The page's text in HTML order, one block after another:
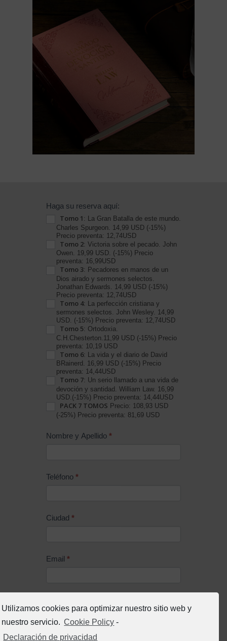
Utilizamos cookies para optimizar nuestro sitio web y
nuestro servicio. Cookie Policy -
Declaración de privacidad
Reserva
Cristianos
Librería
Papeleria
Variedades
Luz
Haga su reserva aquí:
Tomo 1 : La Gran Batalla de este mundo.
Charles Spurgeon. 14,99 USD (-15%)
Precio preventa: 12,74USD
Tomo 2: Victoria sobre el pecado. John
Owen. 19,99 USD. (-15%) Precio
preventa: 16,99USD
Tomo 3: Pecadores en manos de un
Dios airado y sermones selectos.
Jonathan Edwards. 14,99 USD (-15%)
Precio preventa: 12,74USD
Tomo 4: La perfección cristiana y
sermones selectos. John Wesley. 14,99
USD. (-15%) Precio preventa: 12,74USD
Tomo 5: Ortodoxia.
C.H.Chesterton.11,99 USD (-15%) Precio
preventa: 10,19 USD
Tomo 6: La vida y el diario de David
BRainerd. 16,99 USD (-15%) Precio
preventa: 14,44USD
Tomo 7: Un serio llamado a una vida de
devoción y santidad. William Law. 16,99
USD.(-15%) Precio preventa: 14,44USD
PACK 7 TOMOS Precio: 108,93 USD
(-25%) Precio preventa: 81,69 USD
Nombre y Apellido *
Teléfono *
Ciudad *
Email *
He leído y Consiento laPolítica de
Privacidad